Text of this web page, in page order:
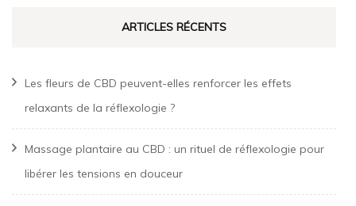
ARTICLES RÉCENTS
Les fleurs de CBD peuvent-elles renforcer les effets
relaxants de la réflexologie ?
Massage plantaire au CBD : un rituel de réflexologie pour
libérer les tensions en douceur